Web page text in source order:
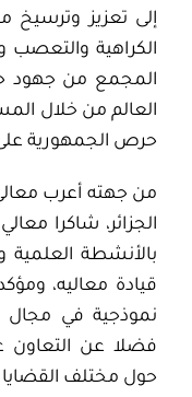
إلى تعزيز وترسيخ
الكراهية والتعصب
المجمع من جهود
العالم من خلال
حرص الجمهورية على
من جهته أعرب
الجزائر، شاكرا
بالأنشطة العلمية
قيادة معاليه،
نموذجية في مجال
فضلا عن التعاون
حول مختلف